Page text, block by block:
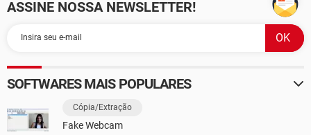
ASSINE NOSSA NEWSLETTER!
SOFTWARES MAIS POPULARES
Cópia/Extração
Fake Webcam